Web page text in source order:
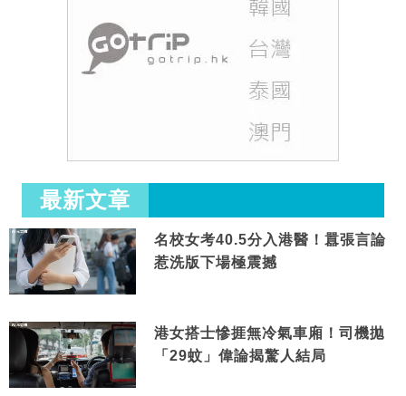
最新文章
名校女考40.5分入港醫！囂張言論
惹洗版下場極震撼
港女搭士慘捱無冷氣車廂！司機拋
「29蚊」偉論揭驚人結局